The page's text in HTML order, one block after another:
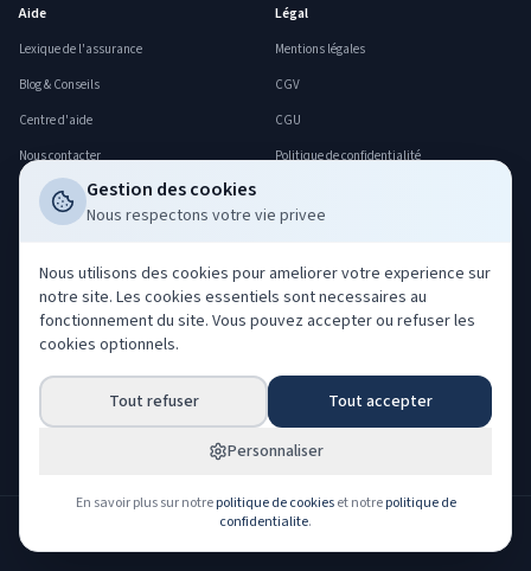
Aide
Lexique de l'assurance
Blog & Conseils
Centre d'aide
Nous contacter
FAQ
Déclarer un sinistre
Légal
Mentions légales
CGV
CGU
Politique de confidentialité
Gerer mes cookies
Professionnels
Acheter nos leads
Co-courtage ORIAS
Devenir partenaire
Espace partenaire
Gestion des cookies
Nous respectons votre vie privee
Nous utilisons des cookies pour ameliorer votre experience sur
notre site. Les cookies essentiels sont necessaires au
fonctionnement du site. Vous pouvez accepter ou refuser les
cookies optionnels.
Tout refuser Tout accepter
Personnaliser
En savoir plus sur notre politique de cookies et notre politique de
confidentialite.